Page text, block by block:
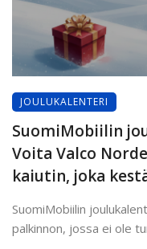
JOULUKALENTERI
SuomiMobiilin
Voita Valco
kaiutin, joka
SuomiMobiilin
palkinnon, jossa ei ole